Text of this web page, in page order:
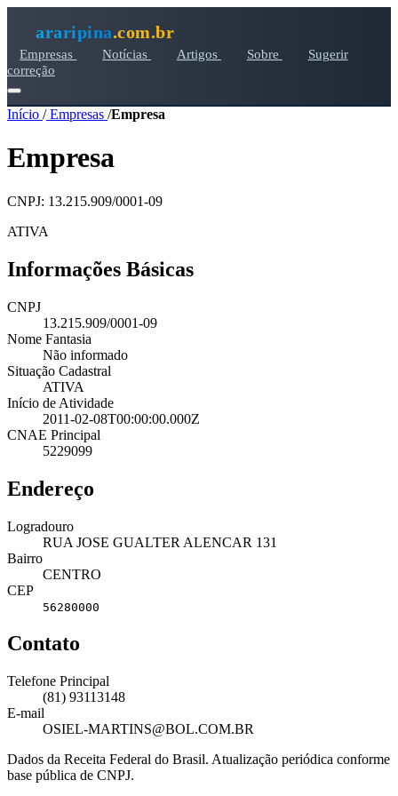
araripina.com.br
Empresas Notícias Artigos Sobre
Sugerir
correção
Início /Empresas /Empresa
Empresa
CNPJ: 13.215.909/0001-09
ATIVA
Informações Básicas
CNPJ
13.215.909/0001-09
Nome Fantasia
Não informado
Situação Cadastral
ATIVA
Início de Atividade
2011-02-08T00:00:00.000Z
CNAE Principal
5229099
Endereço
Logradouro
RUA JOSE GUALTER ALENCAR 131
Bairro
CENTRO
CEP
56280000
Contato
Telefone Principal
(81) 93113148
E-mail
OSIEL-MARTINS@BOL.COM.BR
Dados da Receita Federal do Brasil. Atualização periódica conforme
base pública de CNPJ.